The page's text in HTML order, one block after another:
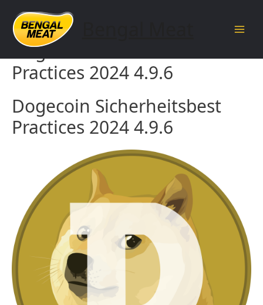
content
Dogecoin Sicherheitsbest
Practices 2024 4.9.6
Dogecoin Sicherheitsbest
Practices 2024 4.9.6